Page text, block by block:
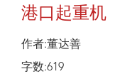
港口起重机
作者:董达善
字数:619